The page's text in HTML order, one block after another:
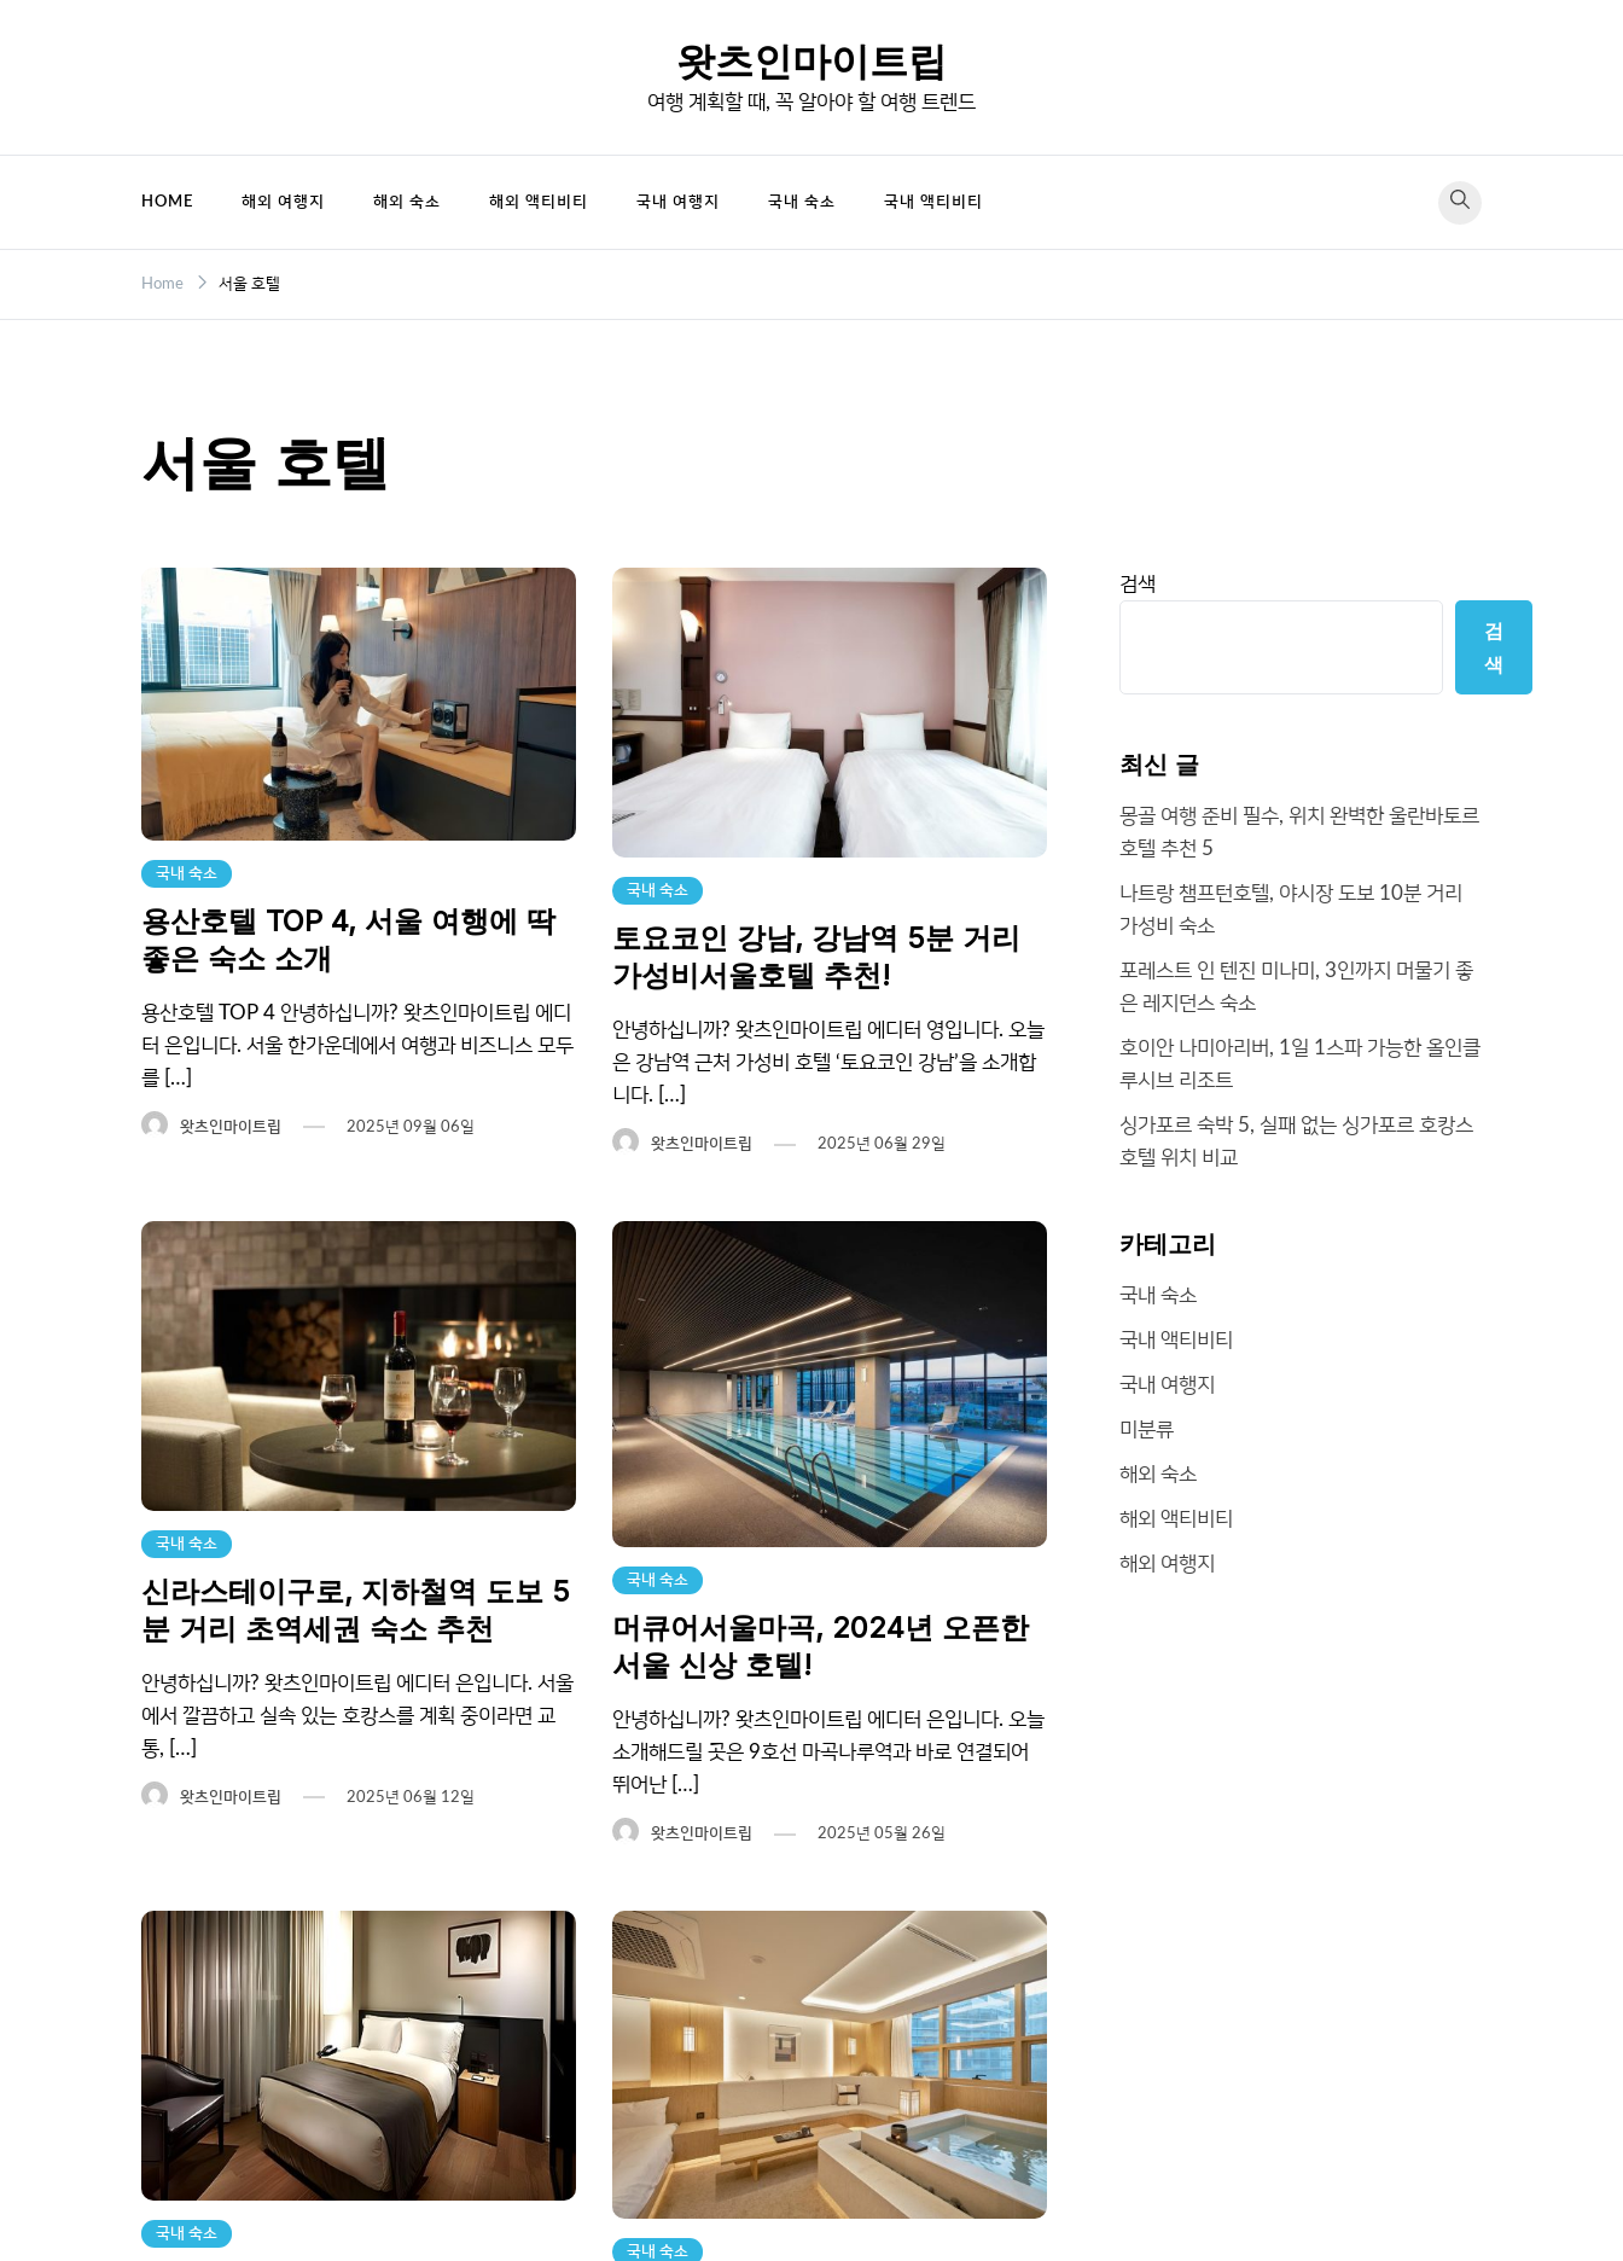
왓츠인마이트립
여행 계획할 때, 꼭 알아야 할 여행 트렌드
HOME 해외 여행지 해외 숙소 해외 액티비티 국내 여행지 국내 숙소 국내 액티비티
Home 서울 호텔
서울 호텔
국내 숙소
용산호텔 TOP 4, 서울 여행에 딱
좋은 숙소 소개
용산호텔 TOP 4 안녕하십니까? 왓츠인마이트립 에디
터 은입니다. 서울 한가운데에서 여행과 비즈니스 모두
를 […]
왓츠인마이트립 2025년 09월 06일
국내 숙소
토요코인 강남, 강남역 5분 거리
가성비서울호텔 추천!
안녕하십니까? 왓츠인마이트립 에디터 영입니다. 오늘
은 강남역 근처 가성비 호텔 ‘토요코인 강남’을 소개합
니다. […]
왓츠인마이트립 2025년 06월 29일
국내 숙소
신라스테이구로, 지하철역 도보 5
분 거리 초역세권 숙소 추천
안녕하십니까? 왓츠인마이트립 에디터 은입니다. 서울
에서 깔끔하고 실속 있는 호캉스를 계획 중이라면 교
통, […]
왓츠인마이트립 2025년 06월 12일
국내 숙소
머큐어서울마곡, 2024년 오픈한
서울 신상 호텔!
안녕하십니까? 왓츠인마이트립 에디터 은입니다. 오늘
소개해드릴 곳은 9호선 마곡나루역과 바로 연결되어
뛰어난 […]
왓츠인마이트립 2025년 05월 26일
국내 숙소
국내 숙소
검색
검
색
최신 글
몽골 여행 준비 필수, 위치 완벽한 울란바토르
호텔 추천 5
나트랑 챔프턴호텔, 야시장 도보 10분 거리
가성비 숙소
포레스트 인 텐진 미나미, 3인까지 머물기 좋
은 레지던스 숙소
호이안 나미아리버, 1일 1스파 가능한 올인클
루시브 리조트
싱가포르 숙박 5, 실패 없는 싱가포르 호캉스
호텔 위치 비교
카테고리
국내 숙소
국내 액티비티
국내 여행지
미분류
해외 숙소
해외 액티비티
해외 여행지